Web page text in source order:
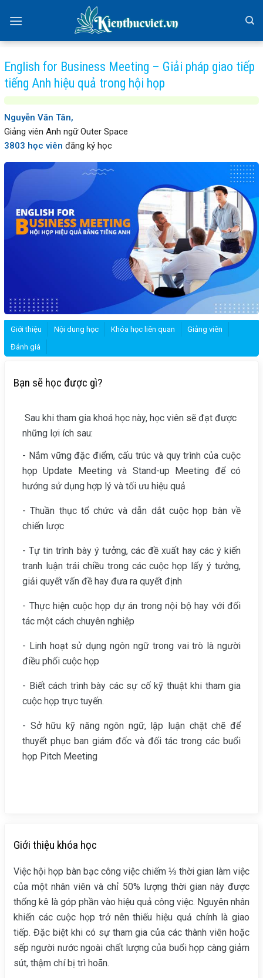
English for Business Meeting – Giải pháp giao tiếp
tiếng Anh hiệu quả trong hội họp
Nguyễn Văn Tân,
Giảng viên Anh ngữ Outer Space
3803 học viên đăng ký học
Giới thiệu Nội dung học Khóa học liên quan
Giảng viên
Đánh giá
Bạn sẽ học được gì?
Sau khi tham gia khoá học này, học viên sẽ đạt được
những lợi ích sau:
- Nắm vững đặc điểm, cấu trúc và quy trình của cuộc
họp Update Meeting và Stand-up Meeting để có
hướng sử dụng hợp lý và tối ưu hiệu quả
- Thuần thục tổ chức và dẫn dắt cuộc họp bàn về
chiến lược
- Tự tin trình bày ý tưởng, các đề xuất hay các ý kiến
tranh luận trái chiều trong các cuộc họp lấy ý tưởng,
giải quyết vấn đề hay đưa ra quyết định
- Thực hiện cuộc họp dự án trong nội bộ hay với đối
tác một cách chuyên nghiệp
- Linh hoạt sử dụng ngôn ngữ trong vai trò là người
điều phối cuộc họp
- Biết cách trình bày các sự cố kỹ thuật khi tham gia
cuộc họp trực tuyến.
- Sở hữu kỹ năng ngôn ngữ, lập luận chặt chẽ để
thuyết phục ban giám đốc và đối tác trong các buổi
họp Pitch Meeting
Giới thiệu khóa học
Việc hội họp bàn bạc công việc chiếm ⅓ thời gian làm việc
của một nhân viên và chỉ 50% lượng thời gian này được
thống kê là góp phần vào hiệu quả công việc. Nguyên nhân
khiến các cuộc họp trở nên thiếu hiệu quả chính là giao
tiếp. Đặc biệt khi có sự tham gia của các thành viên hoặc
sếp người nước ngoài chất lượng của buổi họp càng giảm
sút, thậm chí bị trì hoãn.